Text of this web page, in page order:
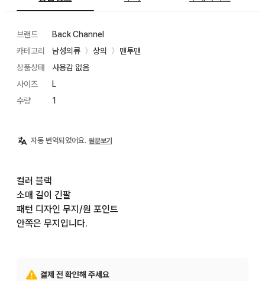
브랜드
Back Channel
카테고리
남성의류 〉 상의 〉
맨투맨
상품상태
사용감 없음
사이즈
L
수량
1
자동 번역되었어요. 원문보기
컬러 블랙
소매 길이 긴팔
패턴 디자인 무지/원 포인트
안쪽은 무지입니다.
결제 전 확인해 주세요